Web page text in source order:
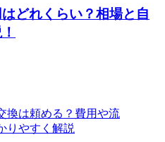
どれくらい？相場と自